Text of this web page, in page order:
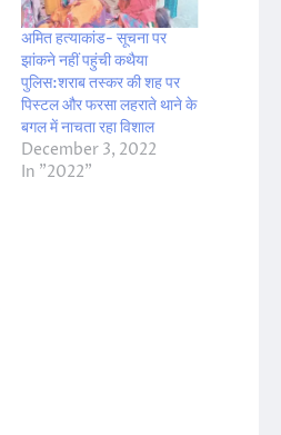
अमित हत्याकांड- सूचना पर
झांकने नहीं पहुंची कथैया
पुलिस:शराब तस्कर की शह पर
पिस्टल और फरसा लहराते थाने के
बगल में नाचता रहा विशाल
December 3, 2022
In "2022"